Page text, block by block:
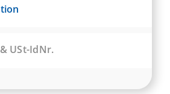
USt-IdNr.